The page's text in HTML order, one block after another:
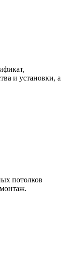
и установки, а
потолков